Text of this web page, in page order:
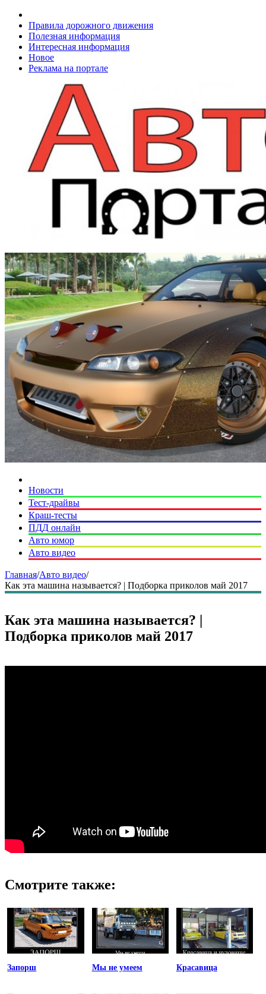
Правила дорожного движения
Полезная информация
Интересная информация
Новое
Реклама на портале
Новости
Тест-драйвы
Краш-тесты
ПДД онлайн
Авто юмор
Авто видео
Главная/Авто видео/
Как эта машина называется? | Подборка приколов май 2017
Как эта машина называется? |
Подборка приколов май 2017
Смотрите также:
Запорш Мы не умеем Красавица